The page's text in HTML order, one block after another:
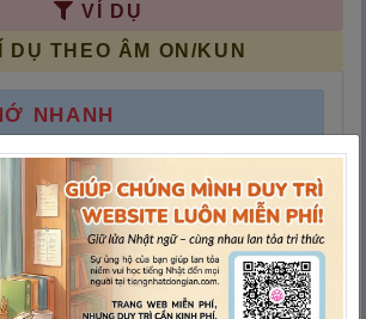
VÍ DỤ
DỤ THEO ÂM ON/KUN
NHANH